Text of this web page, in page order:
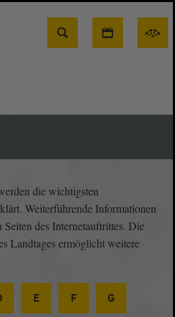
Suche
die wichtigsten
Weiterführende Informationen
des Internetauftrittes. Die
Landtages ermöglicht weitere
E F G